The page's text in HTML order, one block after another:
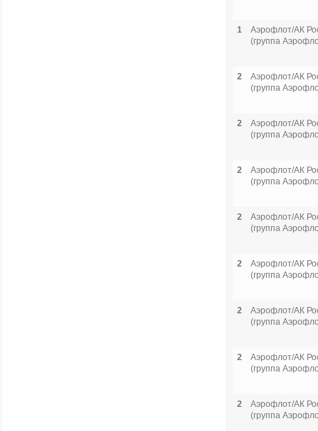
1
Аэрофлот/АК
(группа
2
Аэрофлот/АК
(группа
2
Аэрофлот/АК
(группа
2
Аэрофлот/АК
(группа
2
Аэрофлот/АК
(группа
2
Аэрофлот/АК
(группа
2
Аэрофлот/АК
(группа
2
Аэрофлот/АК
(группа
2
Аэрофлот/АК
(группа